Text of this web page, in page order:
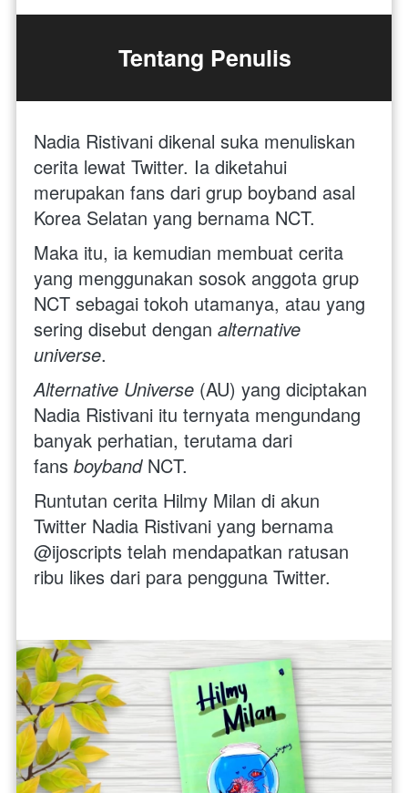
Tentang Penulis
Nadia Ristivani dikenal suka menuliskan
cerita lewat Twitter. Ia diketahui
merupakan fans dari grup boyband asal
Korea Selatan yang bernama NCT.
Maka itu, ia kemudian membuat cerita
yang menggunakan sosok anggota grup
NCT sebagai tokoh utamanya, atau yang
sering disebut dengan alternative
universe.
Alternative Universe (AU) yang diciptakan
Nadia Ristivani itu ternyata mengundang
banyak perhatian, terutama dari
fans boyband NCT.
Runtutan cerita Hilmy Milan di akun
Twitter Nadia Ristivani yang bernama
@ijoscripts telah mendapatkan ratusan
ribu likes dari para pengguna Twitter.